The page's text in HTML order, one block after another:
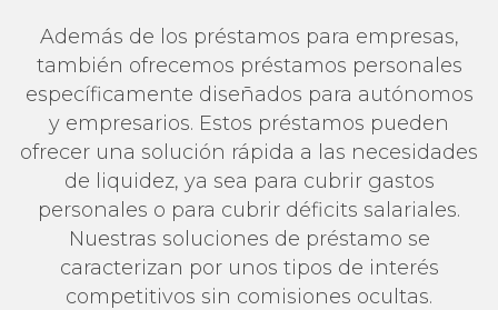
Además de los préstamos para empresas,
también ofrecemos préstamos personales
específicamente diseñados para autónomos
y empresarios. Estos préstamos pueden
ofrecer una solución rápida a las necesidades
de liquidez, ya sea para cubrir gastos
personales o para cubrir déficits salariales.
Nuestras soluciones de préstamo se
caracterizan por unos tipos de interés
competitivos sin comisiones ocultas.